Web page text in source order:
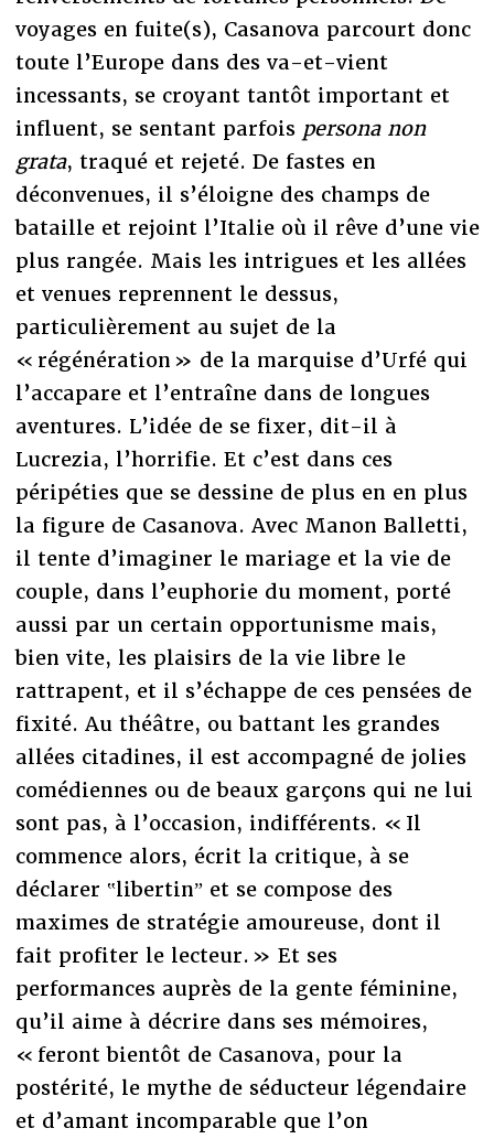
voyages en fuite(s), Casanova parcourt donc
toute l’Europe dans des va-et-vient
incessants, se croyant tantôt important et
influent, se sentant parfois persona non
grata, traqué et rejeté. De fastes en
déconvenues, il s’éloigne des champs de
bataille et rejoint l’Italie où il rêve d’une vie
plus rangée. Mais les intrigues et les allées
et venues reprennent le dessus,
particulièrement au sujet de la
« régénération » de la marquise d’Urfé qui
l’accapare et l’entraîne dans de longues
aventures. L’idée de se fixer, dit-il à
Lucrezia, l’horrifie. Et c’est dans ces
péripéties que se dessine de plus en en plus
la figure de Casanova. Avec Manon Balletti,
il tente d’imaginer le mariage et la vie de
couple, dans l’euphorie du moment, porté
aussi par un certain opportunisme mais,
bien vite, les plaisirs de la vie libre le
rattrapent, et il s’échappe de ces pensées de
fixité. Au théâtre, ou battant les grandes
allées citadines, il est accompagné de jolies
comédiennes ou de beaux garçons qui ne lui
sont pas, à l’occasion, indifférents. « Il
commence alors, écrit la critique, à se
déclarer ‟libertinˮ et se compose des
maximes de stratégie amoureuse, dont il
fait profiter le lecteur. » Et ses
performances auprès de la gente féminine,
qu’il aime à décrire dans ses mémoires,
« feront bientôt de Casanova, pour la
postérité, le mythe de séducteur légendaire
et d’amant incomparable que l’on